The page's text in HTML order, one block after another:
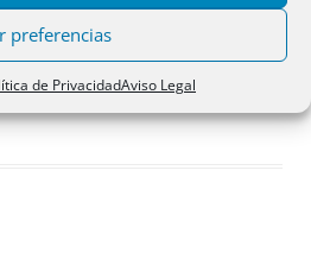
preferencias
de PrivacidadAviso Legal